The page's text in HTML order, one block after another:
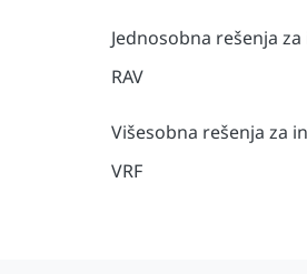
Jednosobna rešenja
RAV
Višesobna rešenja za
VRF